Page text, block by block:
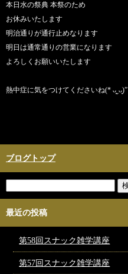
本日水の祭典 本祭のため
お休みいたします
明治通りが通行止めなります
明日は通常通りの営業になります
よろしくお願いいたします
熱中症に気をつけてくださいね(* ᴗ͈ˬᴗ͈)”
ブログトップ
最近の投稿
第58回スナック雑学講座
第57回スナック雑学講座